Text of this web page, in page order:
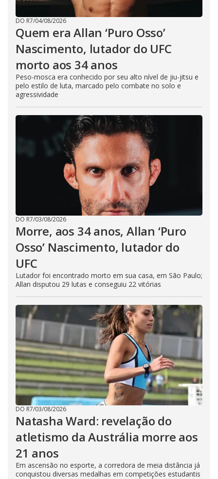
DO R7/04/08/2026
Quem era Allan ‘Puro Osso’
Nascimento, lutador do UFC
morto aos 34 anos
Peso-mosca era conhecido por seu alto nível de jiu-jitsu e
pelo estilo de luta, marcado pelo combate no solo e
agressividade
DO R7/03/08/2026
Morre, aos 34 anos, Allan ‘Puro
Osso’ Nascimento, lutador do
UFC
Lutador foi encontrado morto em sua casa, em São Paulo;
Allan disputou 29 lutas e conseguiu 22 vitórias
DO R7/03/08/2026
Natasha Ward: revelação do
atletismo da Austrália morre aos
21 anos
Em ascensão no esporte, a corredora de meia distância já
conquistou diversas medalhas em competições estudantis